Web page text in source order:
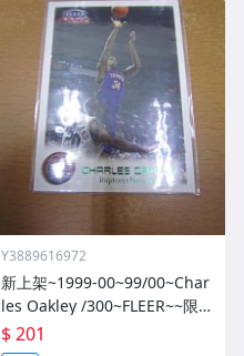
Y3889616972
新上架~1999-00~99/00~Char
les Oakley /300~FLEER~~限
量/300~1060114-1
$ 201